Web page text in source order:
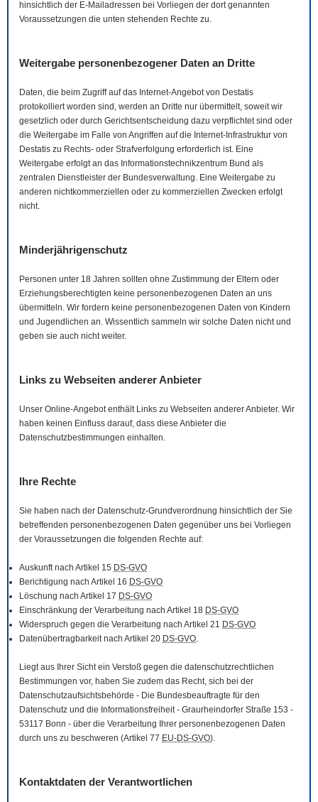
hinsichtlich der E-Mail adressen bei Vorliegen der dort genannten
Voraussetzungen die unten stehenden Rechte zu.
Weitergabe personenbezogener Daten an Dritte
Daten, die beim Zugriff auf das Internet-Angebot von Destatis
protokolliert worden sind, werden an Dritte nur übermittelt, soweit wir
gesetzlich oder durch Gerichtsentscheidung dazu verpflichtet sind oder
die Weitergabe im Falle von Angriffen auf die Internet-Infrastruktur von
Destatis zu Rechts- oder Strafverfolgung erforderlich ist. Eine
Weitergabe erfolgt an das Informationstechnikzentrum Bund als
zentralen Dienstleister der Bundesverwaltung. Eine Weitergabe zu
anderen nichtkommerziellen oder zu kommerziellen Zwecken erfolgt
nicht.
Minderjährigenschutz
Personen unter 18 Jahren sollten ohne Zustimmung der Eltern oder
Erziehungsberechtigten keine personenbezogenen Daten an uns
übermitteln. Wir fordern keine personenbezogenen Daten von Kindern
und Jugendlichen an. Wissentlich sammeln wir solche Daten nicht und
geben sie auch nicht weiter.
Links zu Webseiten anderer Anbieter
Unser Online-Angebot enthält Links zu Webseiten anderer Anbieter. Wir
haben keinen Einfluss darauf, dass diese Anbieter die
Datenschutzbestimmungen einhalten.
Ihre Rechte
Sie haben nach der Datenschutz-Grundverordnung hinsichtlich der Sie
betreffenden personenbezogenen Daten gegenüber uns bei Vorliegen
der Voraussetzungen die folgenden Rechte auf:
Auskunft nach Artikel 15 DS-GVO
Berichtigung nach Artikel 16 DS-GVO
Löschung nach Artikel 17 DS-GVO
Einschränkung der Verarbeitung nach Artikel 18 DS-GVO
Widerspruch gegen die Verarbeitung nach Artikel 21 DS-GVO
Datenübertragbarkeit nach Artikel 20 DS-GVO.
Liegt aus Ihrer Sicht ein Verstoß gegen die datenschutzrechtlichen
Bestimmungen vor, haben Sie zudem das Recht, sich bei der
Datenschutzaufsichtsbehörde - Die Bundesbeauftragte für den
Datenschutz und die Informationsfreiheit - Graurheindorfer Straße 153 -
53117 Bonn - über die Verarbeitung Ihrer personenbezogenen Daten
durch uns zu beschweren (Artikel 77 EU-DS-GVO).
Kontaktdaten der Verantwortlichen